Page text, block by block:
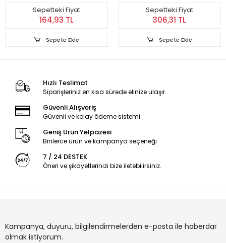
Sepetteki Fiyat
164,93 TL
Sepete Ekle
Sepetteki Fiyat
306,31 TL
Sepete Ekle
Hızlı Teslimat
Siparişleriniz en kısa sürede elinize ulaşır.
Güvenli Alışveriş
Güvenli ve kolay ödeme sistemi
Geniş Ürün Yelpazesi
Binlerce ürün ve kampanya seçeneği
7 / 24 DESTEK
Öneri ve şikayetlerinizi bize iletebilirsiniz.
Kampanya, duyuru, bilgilendirmelerden e-posta ile haberdar
olmak istiyorum.